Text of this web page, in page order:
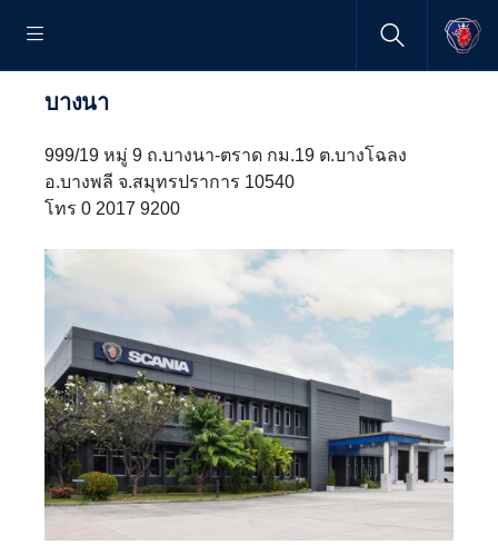
บางนา
999/19 หมู่ 9 ถ.บางนา-ตราด กม.19 ต.บางโฉลง
อ.บางพลี จ.สมุทรปราการ 10540
โทร 0 2017 9200